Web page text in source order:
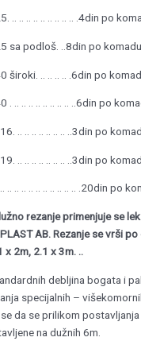
.. .. .. .. .. .. .. .. .. .4din po
sa podloš. ..8din po komadu
široki. .. .. .. .. .6din po
. .. .. .. .. .. .. .. .. ..6din po
.. .. .. .. .. .. .. ..3din po
.. .. .. .. .. .. .. ..3din po
.. .. .. .. .. .. .. .. .. .. .20din po
rezanje primenjuje se
AB. Rezanje se vrši
x 2m, 2.1 x 3m. ..
debljina bogata i
specijalnih –
da se prilikom
na dužnih 6m.